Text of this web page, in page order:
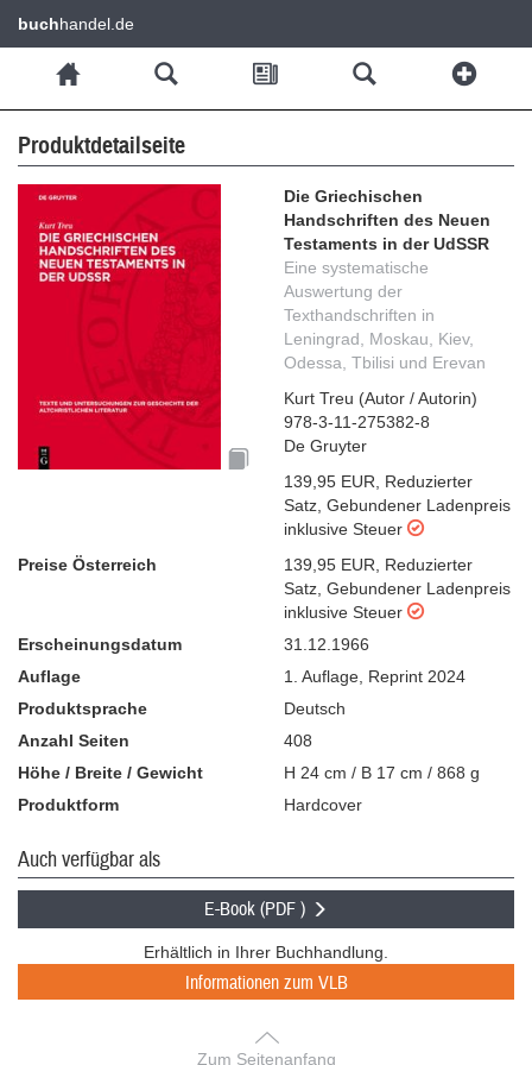
buchhandel.de
Produktdetailseite
Die Griechischen
Handschriften des Neuen
Testaments in der UdSSR
Eine systematische
Auswertung der
Texthandschriften in
Leningrad, Moskau, Kiev,
Odessa, Tbilisi und Erevan
Kurt Treu (Autor / Autorin)
978-3-11-275382-8
De Gruyter
139,95 EUR
Reduzierter
Satz Gebundener Ladenpreis
inklusive Steuer
Preise Österreich
139,95 EUR
Reduzierter
Satz Gebundener Ladenpreis
inklusive Steuer
Erscheinungsdatum
31.12.1966
Auflage
1. Auflage Reprint 2024
Produktsprache
Deutsch
Anzahl Seiten
408
Höhe / Breite / Gewicht
H 24 cm / B 17 cm / 868 g
Produktform
Hardcover
Auch verfügbar als
E-Book (PDF )
Erhältlich in Ihrer Buchhandlung.
Informationen zum VLB
Zum Seitenanfang